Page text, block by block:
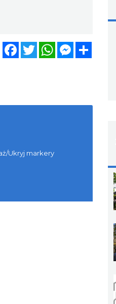
FacebookTwitterWhatsAppMessenger
Ukryj markery